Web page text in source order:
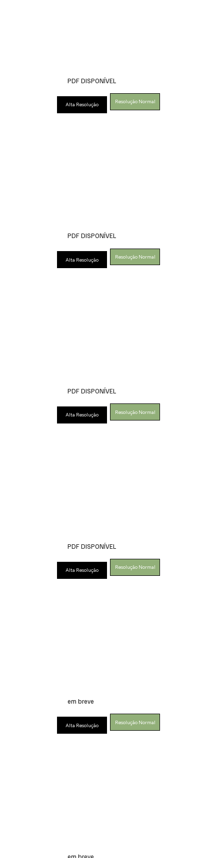
PDF DISPONÍVEL
Alta Resolução Resolução Normal
PDF DISPONÍVEL
Alta Resolução Resolução Normal
PDF DISPONÍVEL
Alta Resolução Resolução Normal
PDF DISPONÍVEL
Alta Resolução Resolução Normal
em breve
Alta Resolução Resolução Normal
em breve